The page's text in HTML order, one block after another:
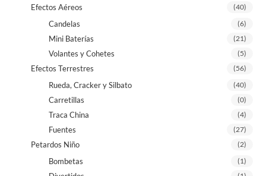
Efectos Aéreos (40)
Candelas (6)
Mini Baterías (21)
Volantes y Cohetes (5)
Efectos Terrestres (56)
Rueda, Cracker y Silbato (40)
Carretillas (0)
Traca China (4)
Fuentes (27)
Petardos Niño (2)
Bombetas (1)